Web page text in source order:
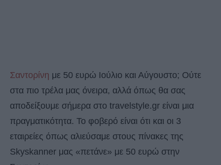
Σαντορίνη με 50 ευρώ Ιούλιο και Αύγουστο; Ούτε
στα πιο τρέλα μας όνειρα, αλλά όπως θα σας
αποδείξουμε σήμερα στο travelstyle.gr είναι μια
πραγματικότητα. Το φοβερό είναι ότι και οι 3
εταιρείες όπως αλιεύσαμε στους πίνακες της
Skyskanner μας «πετάνε» με 50 ευρώ στην